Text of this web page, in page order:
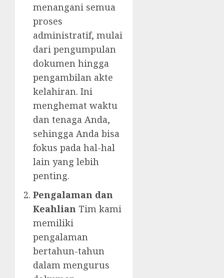
menangani semua
proses
administratif, mulai
dari pengumpulan
dokumen hingga
pengambilan akte
kelahiran. Ini
menghemat waktu
dan tenaga Anda,
sehingga Anda bisa
fokus pada hal-hal
lain yang lebih
penting.
Pengalaman dan
Keahlian Tim kami
memiliki
pengalaman
bertahun-tahun
dalam mengurus